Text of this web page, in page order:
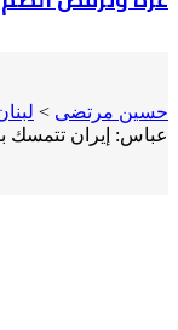
حسين مرتضى >
عباس: إيران تتمسك